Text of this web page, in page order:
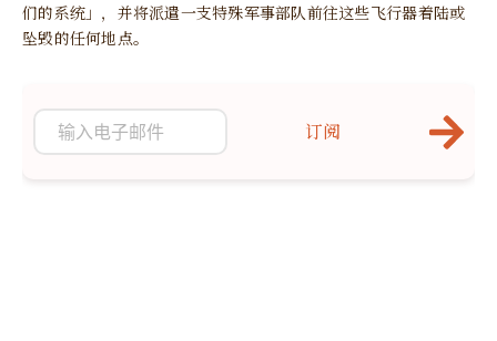
们的系统」，并将派遣一支特殊军事部队前往这些飞行器着陆或
坠毁的任何地点。
订阅